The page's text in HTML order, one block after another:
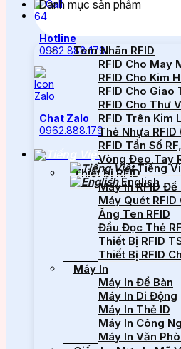
Hotline
0962 888 179
Chat Zalo
0962.888.179
Tiếng
English
Danh mục sản phẩm
Tem Nhãn RFID
RFID Cho May
RFID Cho Kim
RFID Cho Giao
RFID Cho Thư
RFID Trên Kim
Thẻ Nhựa RFID
RFID Tần Số
Vòng Đeo Tay
Thiết bị RFID
Máy In RFID Để
Máy Quét RFID
Ăng Ten RFID
Đầu Đọc Thẻ
Thiết Bị RFID
Thiết Bị RFID
Máy In
Máy In Để Bàn
Máy In Di Động
Máy In Thẻ ID
Máy In Công
Máy In Văn